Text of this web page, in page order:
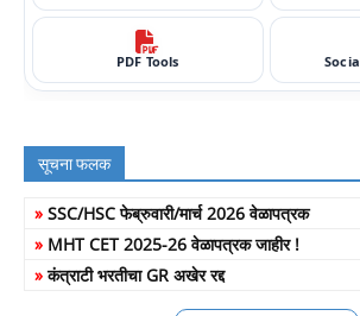
PDF Tools
सूचना फलक
» SSC/HSC फेब्रुवारी/मार्च 2026 वेळापत्रक
» MHT CET 2025-26 वेळापत्रक जाहीर !
»कंत्राटी भरतीचा GR अखेर रद्द